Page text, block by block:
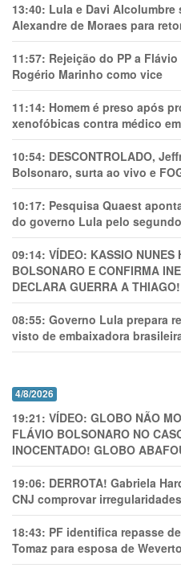
13:40: Lula e Davi Alcolumbre
Alexandre de Moraes para
11:57: Rejeição do PP a
Rogério Marinho como vice
11:14: Homem é preso após
xenofóbicas contra médico
10:54: DESCONTROLADO,
Bolsonaro, surta ao vivo e
10:17: Pesquisa Quaest
do governo Lula pelo
09:14: VÍDEO: KASSIO
BOLSONARO E CONFIRMA
DECLARA GUERRA A
08:55: Governo Lula prepara
visto de embaixadora
4/8/2026
19:21: VÍDEO: GLOBO NÃO
FLÁVIO BOLSONARO NO
INOCENTADO! GLOBO
19:06: DERROTA! Gabriela
CNJ comprovar
18:43: PF identifica repasse
Tomaz para esposa de